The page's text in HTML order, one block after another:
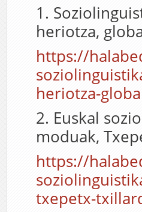
1.
heriotza,
https://
heriotza-
2. Euskal
moduak,
https://
txepetx-